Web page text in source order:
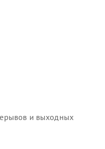
и выходных